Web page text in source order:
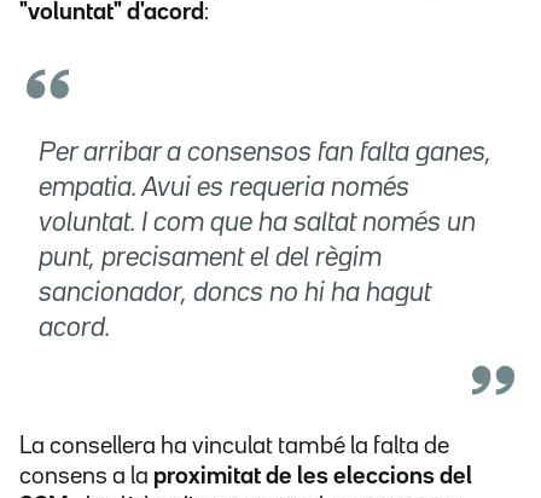
"voluntat" d'acord :
Per arribar a consensos fan falta ganes,
empatia. Avui es requeria només
voluntat. I com que ha saltat només un
punt, precisament el del règim
sancionador, doncs no hi ha hagut
acord.
La consellera ha vinculat també la falta de
consens a la proximitat de les eleccions del